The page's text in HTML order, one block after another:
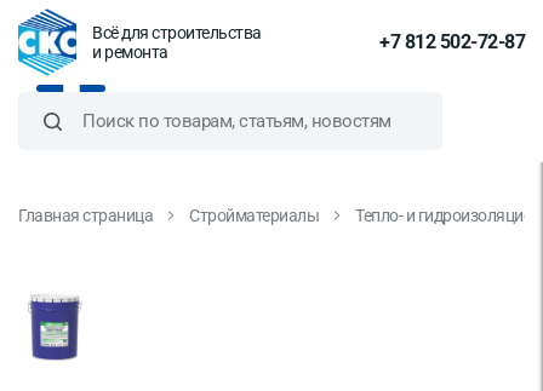
Всё для строительства
и ремонта
+7 812 502-72-87
Главная страница Стройматериалы Тепло- и
21.5 л